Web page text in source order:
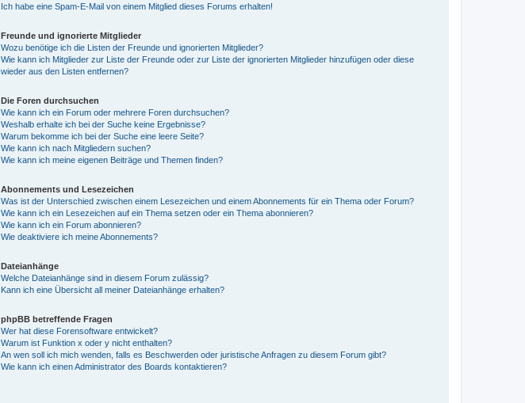
Ich habe eine Spam-E-Mail von einem Mitglied dieses Forums erhalten!
Freunde und ignorierte Mitglieder
Wozu benötige ich die Listen der Freunde und ignorierten Mitglieder?
Wie kann ich Mitglieder zur Liste der Freunde oder zur Liste der ignorierten Mitglieder hinzufügen oder diese
wieder aus den Listen entfernen?
Die Foren durchsuchen
Wie kann ich ein Forum oder mehrere Foren durchsuchen?
Weshalb erhalte ich bei der Suche keine Ergebnisse?
Warum bekomme ich bei der Suche eine leere Seite?
Wie kann ich nach Mitgliedern suchen?
Wie kann ich meine eigenen Beiträge und Themen finden?
Abonnements und Lesezeichen
Was ist der Unterschied zwischen einem Lesezeichen und einem Abonnements für ein Thema oder Forum?
Wie kann ich ein Lesezeichen auf ein Thema setzen oder ein Thema abonnieren?
Wie kann ich ein Forum abonnieren?
Wie deaktiviere ich meine Abonnements?
Dateianhänge
Welche Dateianhänge sind in diesem Forum zulässig?
Kann ich eine Übersicht all meiner Dateianhänge erhalten?
phpBB betreffende Fragen
Wer hat diese Forensoftware entwickelt?
Warum ist Funktion x oder y nicht enthalten?
An wen soll ich mich wenden, falls es Beschwerden oder juristische Anfragen zu diesem Forum gibt?
Wie kann ich einen Administrator des Boards kontaktieren?